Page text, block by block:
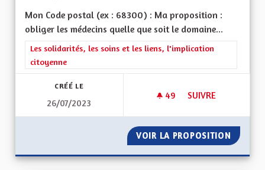
Mon Code postal (ex : 68300) : Ma proposition :
obliger les médecins quelle que soit le domaine...
Filtrer les résultats de la catégorie : Les solidarités, les soins
Les solidarités, les soins et les liens, l'implication
citoyenne
CRÉÉ LE
26/07/2023
49 49 ABONNÉS
SUIVRE
VOIR LA PROPOSITION